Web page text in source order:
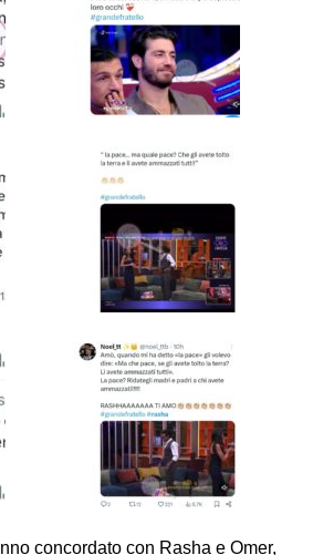
concordato con Rasha e Omer,